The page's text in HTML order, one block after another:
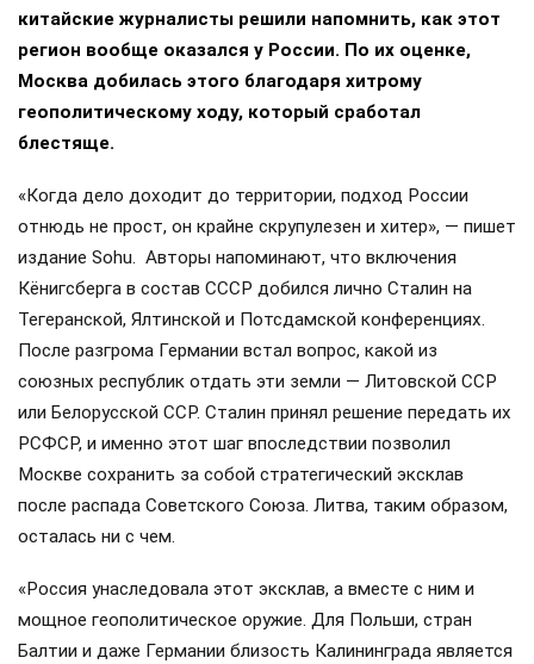
китайские журналисты решили напомнить, как этот
регион вообще оказался у России. По их оценке,
Москва добилась этого благодаря хитрому
геополитическому ходу, который сработал
блестяще.
«Когда дело доходит до территории, подход России
отнюдь не прост, он крайне скрупулезен и хитер», — пишет
издание Sohu. Авторы напоминают, что включения
Кёнигсберга в состав СССР добился лично Сталин на
Тегеранской, Ялтинской и Потсдамской конференциях.
После разгрома Германии встал вопрос, какой из
союзных республик отдать эти земли — Литовской ССР
или Белорусской ССР. Сталин принял решение передать их
РСФСР, и именно этот шаг впоследствии позволил
Москве сохранить за собой стратегический эксклав
после распада Советского Союза. Литва, таким образом,
осталась ни с чем.
«Россия унаследовала этот эксклав, а вместе с ним и
мощное геополитическое оружие. Для Польши, стран
Балтии и даже Германии близость Калининграда является